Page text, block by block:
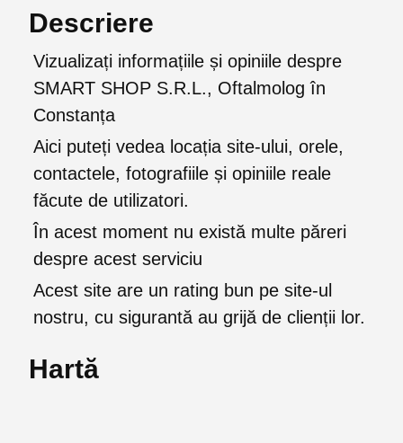
Descriere
Vizualizați informațiile și opiniile despre
SMART SHOP S.R.L., Oftalmolog în
Constanța
Aici puteți vedea locația site-ului, orele,
contactele, fotografiile și opiniile reale
făcute de utilizatori.
În acest moment nu există multe păreri
despre acest serviciu
Acest site are un rating bun pe site-ul
nostru, cu sigurantă au grijă de clienții lor.
Hartă